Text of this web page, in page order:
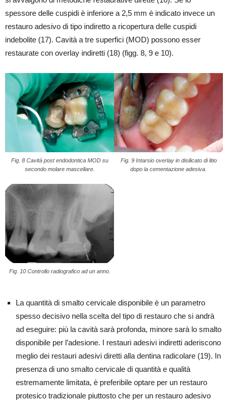
spessore delle cuspidi è inferiore a 2,5 mm è indicato invece un
restauro adesivo di tipo indiretto a ricopertura delle cuspidi
indebolite (17). Cavità a tre superfici (MOD) possono esser
restaurate con overlay indiretti (18) (figg. 8, 9 e 10).
Fig. 8 Cavità post endodontica MOD su
secondo molare mascellare.
Fig. 9 Intarsio overlay in disilicato di litio
dopo la cementazione adesiva.
Fig. 10 Controllo radiografico ad un anno.
La quantità di smalto cervicale disponibile è un parametro
spesso decisivo nella scelta del tipo di restauro che si andrà
ad eseguire: più la cavità sarà profonda, minore sarà lo smalto
disponibile per l’adesione. I restauri adesivi indiretti aderiscono
meglio dei restauri adesivi diretti alla dentina radicolare (19). In
presenza di uno smalto cervicale di quantità e qualità
estremamente limitata, è preferibile optare per un restauro
protesico tradizionale piuttosto che per un restauro adesivo